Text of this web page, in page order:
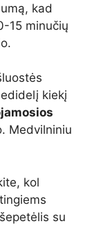
kad
15 minučių
kiekį
Medvilniniu
kol
su